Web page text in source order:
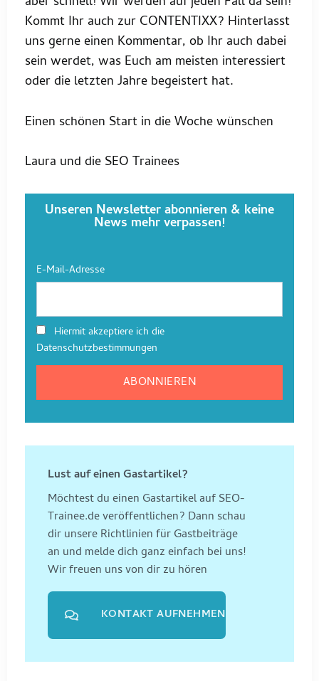
Kommt Ihr auch zur CONTENTIXX? Hinterlasst
uns gerne einen Kommentar, ob Ihr auch dabei
sein werdet, was Euch am meisten interessiert
oder die letzten Jahre begeistert hat.
Einen schönen Start in die Woche wünschen
Laura und die SEO Trainees
Unseren Newsletter abonnieren & keine
News mehr verpassen!
E-Mail-Adresse
Hiermit akzeptiere ich die
Datenschutzbestimmungen
Lust auf einen Gastartikel?
Möchtest du einen Gastartikel auf SEO-
Trainee.de veröffentlichen? Dann schau
dir unsere Richtlinien für Gastbeiträge
an und melde dich ganz einfach bei uns!
Wir freuen uns von dir zu hören
KONTAKT AUFNEHMEN